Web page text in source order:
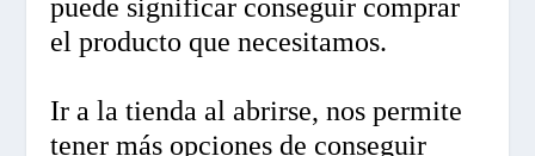
puede significar conseguir comprar
el producto que necesitamos.
Ir a la tienda al abrirse, nos permite
tener más opciones de conseguir